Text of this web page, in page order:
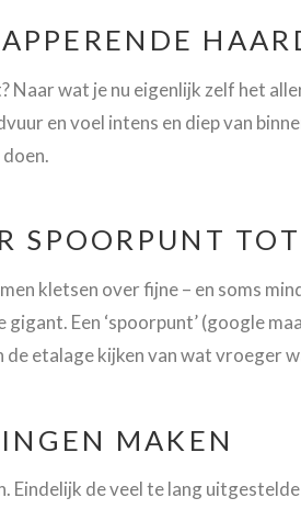
Naar wat je nu eigenlijk zelf het
en voel intens en diep van
SPOORPUNT
kletsen over fijne – en soms
Een ‘spoorpunt’ (google
etalage kijken van wat vroeger
MAKEN
Eindelijk de veel te lang